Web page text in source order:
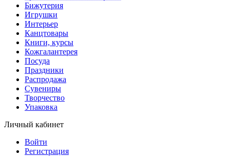
Бижутерия
Игрушки
Интерьер
Канцтовары
Книги, курсы
Кожгалантерея
Посуда
Праздники
Распродажа
Сувениры
Творчество
Упаковка
Личный кабинет
Войти
Регистрация